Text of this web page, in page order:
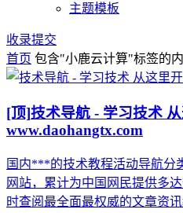
主题模板
收录提交
首页 包含"小鹿云计算"标签的
[顶]技术导航 - 学习技术
www.daohangtx.com
国内***的技术教程活动导航分
网站，累计为中国网民提供多
时查阅最全面最权威的文章资